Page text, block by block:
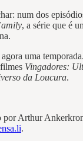
num dos
, a série que é
agora uma
Vingadores:
da Loucura.
por Arthur
.